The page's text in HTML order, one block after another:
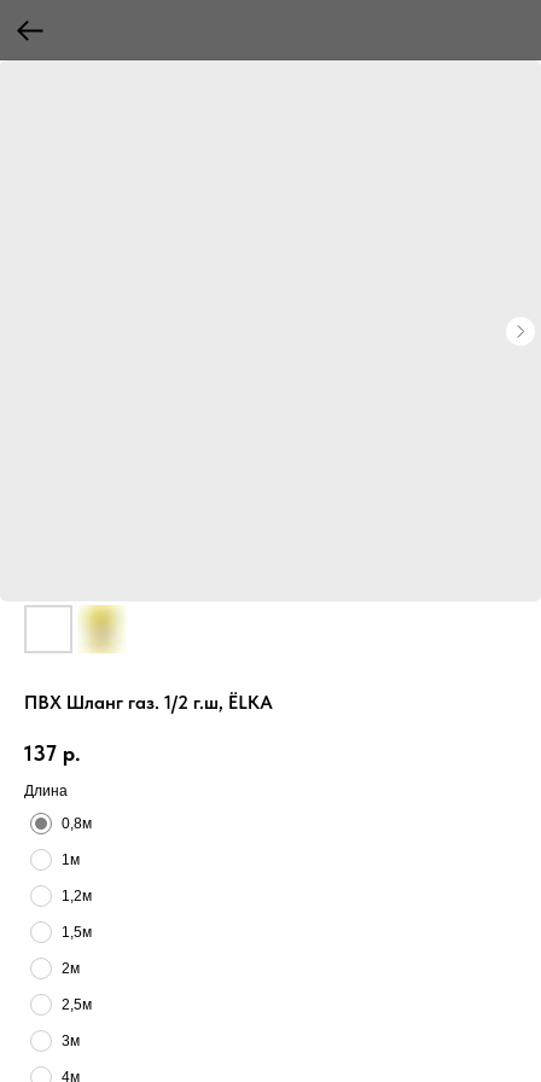
ПВХ Шланг газ. 1/2 г.ш, ЁLKA
137 р.
Длина
0,8м
1м
1,2м
1,5м
2м
2,5м
3м
4м